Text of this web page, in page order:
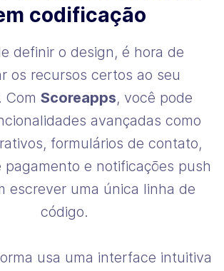
codificação
definir o design, é hora de
os recursos certos ao seu
Com Scoreapps, você pode
avançadas como
formulários de contato,
e notificações push
escrever uma única linha de
código.
usa uma interface intuitiva